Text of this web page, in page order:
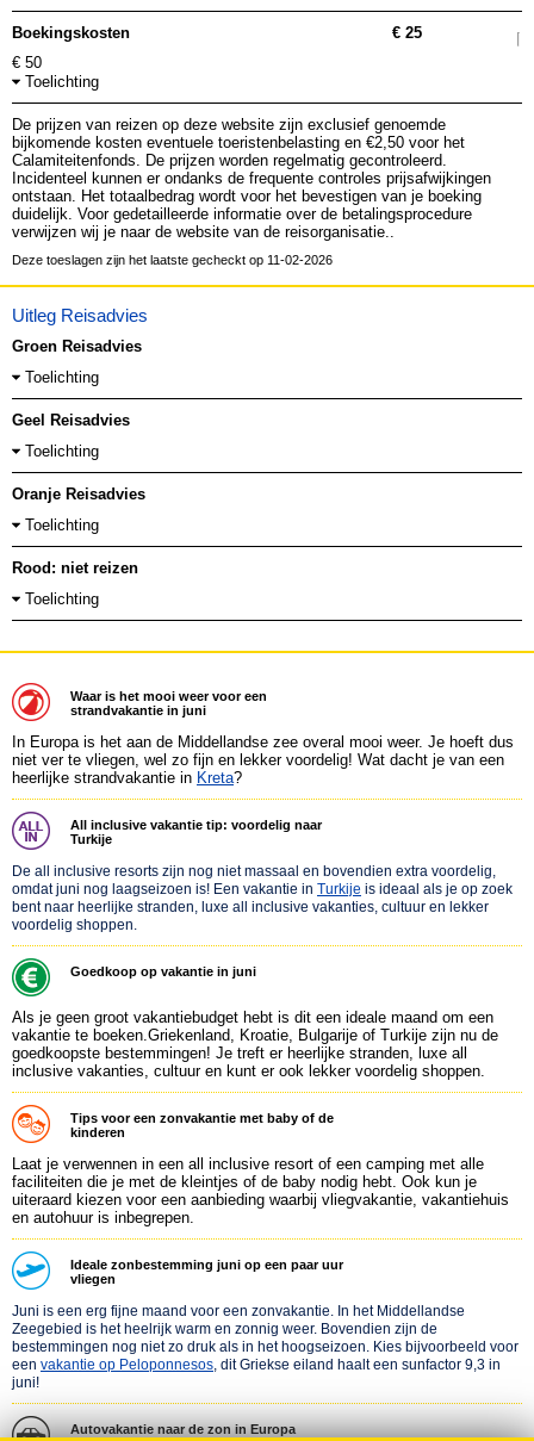
Waar is het mooi weer voor een
strandvakantie in juni
In Europa is het aan de Middellandse zee overal mooi weer. Je hoeft dus
niet ver te vliegen, wel zo fijn en lekker voordelig! Wat dacht je van een
heerlijke strandvakantie in Kreta?
All inclusive vakantie tip: voordelig naar
Turkije
De all inclusive resorts zijn nog niet massaal en bovendien extra voordelig,
omdat juni nog laagseizoen is! Een vakantie in Turkije is ideaal als je op zoek
bent naar heerlijke stranden, luxe all inclusive vakanties, cultuur en lekker
voordelig shoppen.
Goedkoop op vakantie in juni
Als je geen groot vakantiebudget hebt is dit een ideale maand om een
vakantie te boeken.Griekenland, Kroatie, Bulgarije of Turkije zijn nu de
goedkoopste bestemmingen! Je treft er heerlijke stranden, luxe all
inclusive vakanties, cultuur en kunt er ook lekker voordelig shoppen.
Tips voor een zonvakantie met baby of de
kinderen
Laat je verwennen in een all inclusive resort of een camping met alle
faciliteiten die je met de kleintjes of de baby nodig hebt. Ook kun je
uiteraard kiezen voor een aanbieding waarbij vliegvakantie, vakantiehuis
en autohuur is inbegrepen.
Ideale zonbestemming juni op een paar uur
vliegen
Juni is een erg fijne maand voor een zonvakantie. In het Middellandse
Zeegebied is het heelrijk warm en zonnig weer. Bovendien zijn de
bestemmingen nog niet zo druk als in het hoogseizoen. Kies bijvoorbeeld voor
een vakantie op Peloponnesos, dit Griekse eiland haalt een sunfactor 9,3 in
juni!
Autovakantie naar de zon in Europa
Boekingskosten
€ 25
€ 50
Toelichting
De prijzen van reizen op deze website zijn exclusief genoemde
bijkomende kosten eventuele toeristenbelasting en €2,50 voor het
Calamiteitenfonds. De prijzen worden regelmatig gecontroleerd.
Incidenteel kunnen er ondanks de frequente controles prijsafwijkingen
ontstaan. Het totaalbedrag wordt voor het bevestigen van je boeking
duidelijk. Voor gedetailleerde informatie over de betalingsprocedure
verwijzen wij je naar de website van de reisorganisatie..
Deze toeslagen zijn het laatste gecheckt op 11-02-2026
Uitleg Reisadvies
Groen Reisadvies
Toelichting
Geel Reisadvies
Toelichting
Oranje Reisadvies
Toelichting
Rood: niet reizen
Toelichting